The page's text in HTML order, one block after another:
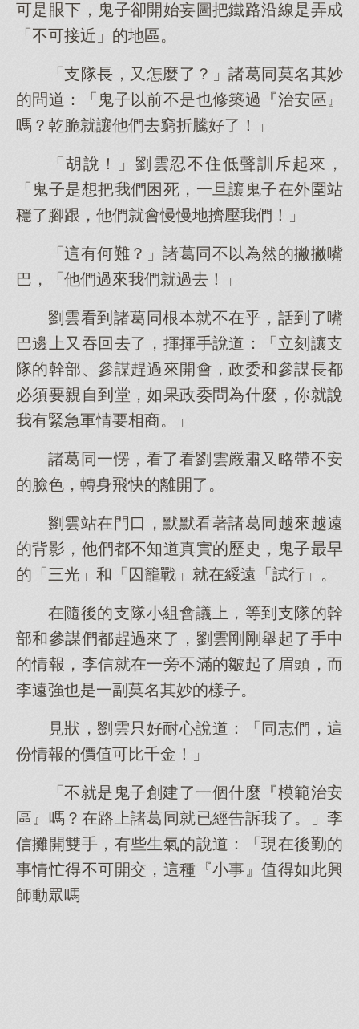
可是眼下，鬼子卻開始妄圖把鐵路沿線是弄成
「不可接近」的地區。
「支隊長，又怎麼了？」諸葛同莫名其妙
的問道：「鬼子以前不是也修築過『治安區』
嗎？乾脆就讓他們去窮折騰好了！」
「胡說！」劉雲忍不住低聲訓斥起來，
「鬼子是想把我們困死，一旦讓鬼子在外圍站
穩了腳跟，他們就會慢慢地擠壓我們！」
「這有何難？」諸葛同不以為然的撇撇嘴
巴，「他們過來我們就過去！」
劉雲看到諸葛同根本就不在乎，話到了嘴
巴邊上又吞回去了，揮揮手說道：「立刻讓支
隊的幹部、參謀趕過來開會，政委和參謀長都
必須要親自到堂，如果政委問為什麼，你就說
我有緊急軍情要相商。」
諸葛同一愣，看了看劉雲嚴肅又略帶不安
的臉色，轉身飛快的離開了。
劉雲站在門口，默默看著諸葛同越來越遠
的背影，他們都不知道真實的歷史，鬼子最早
的「三光」和「囚籠戰」就在綏遠「試行」。
在隨後的支隊小組會議上，等到支隊的幹
部和參謀們都趕過來了，劉雲剛剛舉起了手中
的情報，李信就在一旁不滿的皺起了眉頭，而
李遠強也是一副莫名其妙的樣子。
見狀，劉雲只好耐心說道：「同志們，這
份情報的價值可比千金！」
「不就是鬼子創建了一個什麼『模範治安
區』嗎？在路上諸葛同就已經告訴我了。」李
信攤開雙手，有些生氣的說道：「現在後勤的
事情忙得不可開交，這種『小事』值得如此興
師動眾嗎